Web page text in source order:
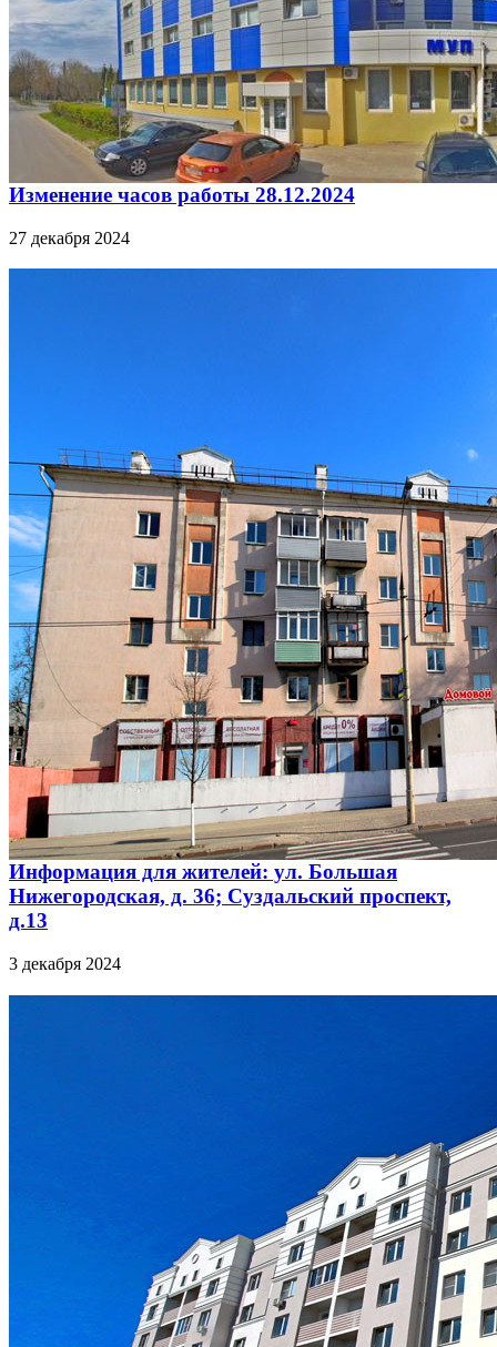
Изменение часов работы 28.12.2024
27 декабря 2024
Информация для жителей: ул. Большая
Нижегородская, д. 36; Суздальский проспект,
д.13
3 декабря 2024